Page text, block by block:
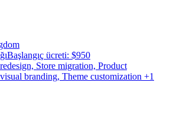
Başlangıç ücreti: $950
Store migration, Product
branding, Theme customization +1